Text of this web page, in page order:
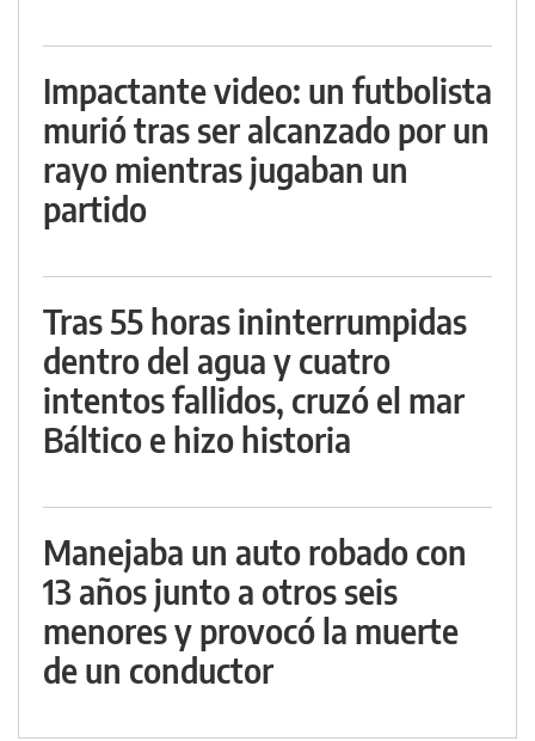
Impactante video: un futbolista
murió tras ser alcanzado por un
rayo mientras jugaban un
partido
Tras 55 horas ininterrumpidas
dentro del agua y cuatro
intentos fallidos, cruzó el mar
Báltico e hizo historia
Manejaba un auto robado con
13 años junto a otros seis
menores y provocó la muerte
de un conductor